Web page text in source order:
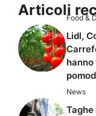
ArticoliFood &
Lidl,
News